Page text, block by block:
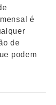
é
de
podem